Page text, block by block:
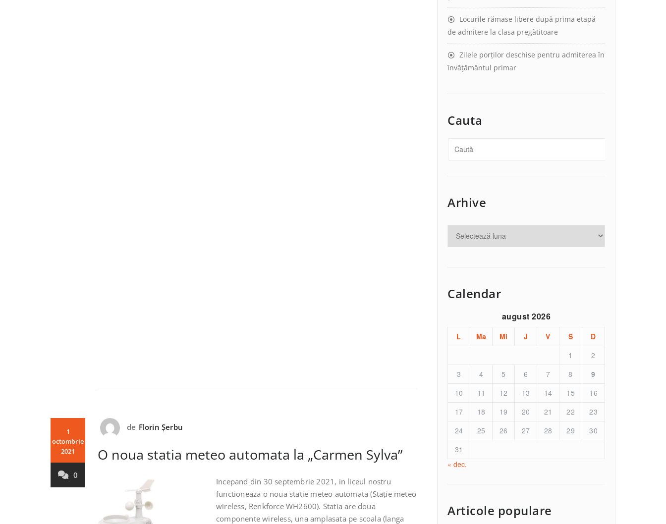
1
octombrie
2021
0
de Florin Șerbu
O noua statia meteo automata la „Carmen Sylva”
Incepand din 30 septembrie 2021, in liceul nostru
functioneaza o noua statie meteo automata (Staţie meteo
wireless, Renkforce WH2600). Statia are doua
componente wireless, una amplasata pe scoala (langa
Locurile rămase libere după prima etapă
de admitere la clasa pregătitoare
Zilele porților deschise pentru admiterea în
învățământul primar
Cauta
Arhive
Calendar
august 2026
L Ma Mi J V S
D
1
2
3
4 5 6 7 8
9
10
11 12 13 14 15
16
17
18 19 20 21 22
23
24
25 26 27 28 29
30
31
« dec.
Articole populare